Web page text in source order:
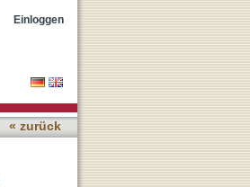
Einloggen
« zurück